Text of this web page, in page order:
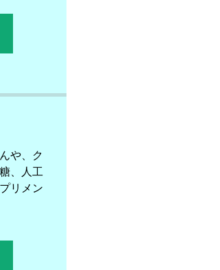
や、ク
、人工
リメン